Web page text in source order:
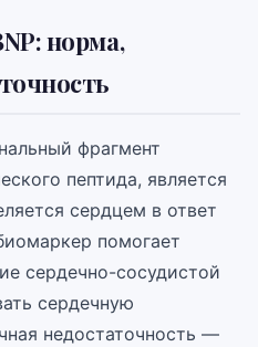
норма,
фрагмент
пептида, является
сердцем в ответ
помогает
сердечно-сосудистой
сердечную
недостаточность —